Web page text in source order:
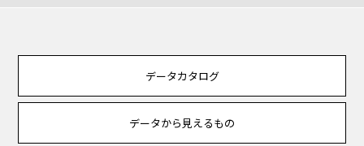
データカタログ
データから見えるもの